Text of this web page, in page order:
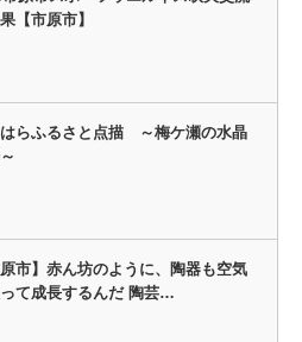
【市原市】
らふるさと点描 ～梅ケ瀬の水晶
原市】赤ん坊のように、陶器も空気
て成長するんだ 陶芸…